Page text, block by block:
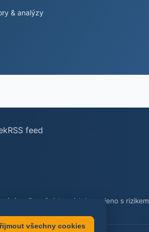
& analýzy
RSS feed
na finančních trzích je spojeno s rizikem
všechny cookies